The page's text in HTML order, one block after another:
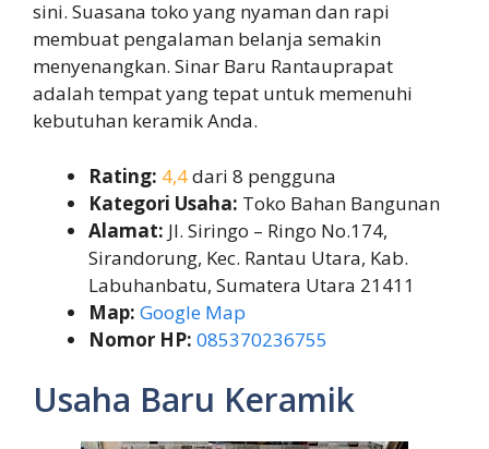
sini. Suasana toko yang nyaman dan rapi
membuat pengalaman belanja semakin
menyenangkan. Sinar Baru Rantauprapat
adalah tempat yang tepat untuk memenuhi
kebutuhan keramik Anda.
Rating: 4,4dari 8 pengguna
Kategori Usaha: Toko Bahan Bangunan
Alamat: Jl. Siringo – Ringo No.174,
Sirandorung, Kec. Rantau Utara, Kab.
Labuhanbatu, Sumatera Utara 21411
Map: Google Map
Nomor HP: 085370236755
Usaha Baru Keramik